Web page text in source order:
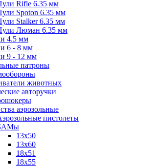
Rifle 6.35 мм
Spoton 6.35 мм
Stalker 6.35 мм
Люман 6.35 мм
4.5 мм
6 - 8 мм
9 - 12 мм
патроны
животных
авторучки
аэрозольные
пистолеты
13х50
13х60
18х51
18х55